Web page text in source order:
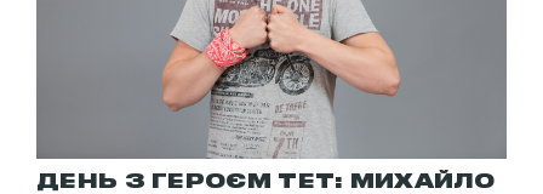
ДЕНЬ З ГЕРОЄМ ТЕТ: МИХАЙЛО